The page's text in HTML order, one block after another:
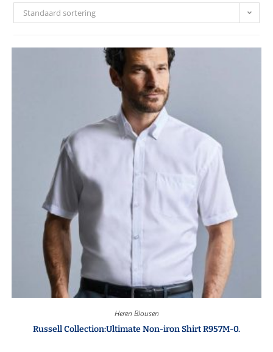
Standaard sortering
Heren Blousen
Russell Collection:Ultimate Non-iron Shirt R957M-0.